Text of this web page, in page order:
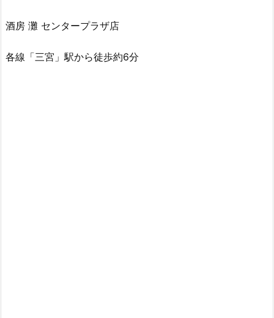
酒房 灘 センタープラザ店
各線「三宮」駅から徒歩約6分